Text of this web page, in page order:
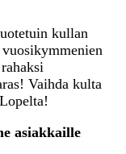
kullan
Vaihda kulta
asiakkaille